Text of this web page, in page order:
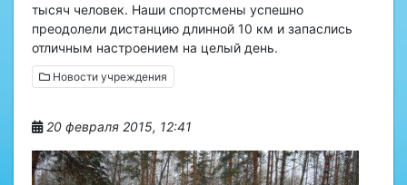
тысяч человек. Наши спортсмены успешно
преодолели дистанцию длинной 10 км и запаслись
отличным настроением на целый день.
Новости учреждения
20 февраля 2015, 12:41